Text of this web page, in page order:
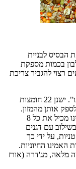
הבסיס לבניית
בכמות מספקת
רצוי להגביר צריכת
כל חלבון מורכב מיחידות הנקראות "חומצות אמינו". ישנן 22 חומצות
לספק אותן מהמזון.
החלבון בקטניות אינו "חלבון מלא", כלומר הוא אינו מכיל את כל 8
עם דגנים
על ידי כך
מלא" המכיל את כל 8 חומצות האמינו החיוניות.
מלאה, מג'דרה (אורז